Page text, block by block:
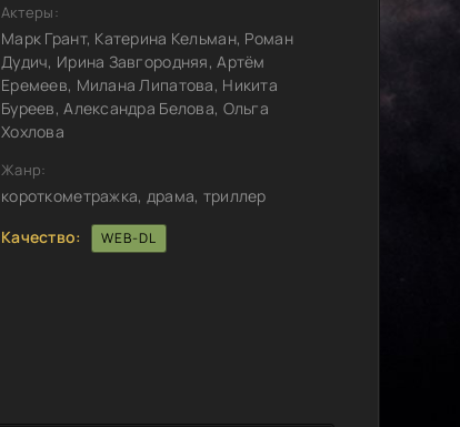
Актеры:
Марк Грант, Катерина Кельман, Роман
Дудич, Ирина Завгородняя, Артём
Еремеев, Милана Липатова, Никита
Буреев, Александра Белова, Ольга
Хохлова
Жанр:
короткометражка, драма, триллер
Качество:
WEB-DL